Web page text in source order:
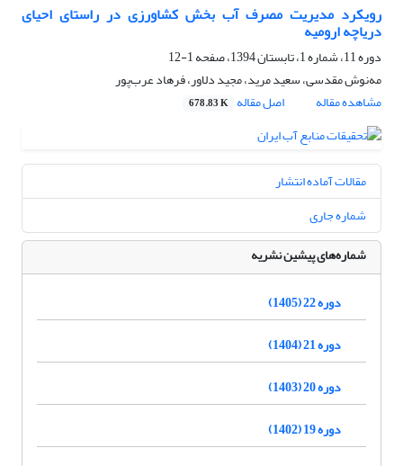
رویکرد مدیریت مصرف آب بخش کشاورزی در راستای احیای
دریاچه ارومیه
دوره 11، شماره 1، تابستان 1394، صفحه
1-12
مه‌نوش مقدسی، سعید مرید، مجید دلاور، فرهاد عرب‌پور
مشاهده مقاله
اصل مقاله 678.83 K
مقالات آماده انتشار
شماره جاری
شماره‌های پیشین نشریه
دوره 22 (1405)
دوره 21 (1404)
دوره 20 (1403)
دوره 19 (1402)